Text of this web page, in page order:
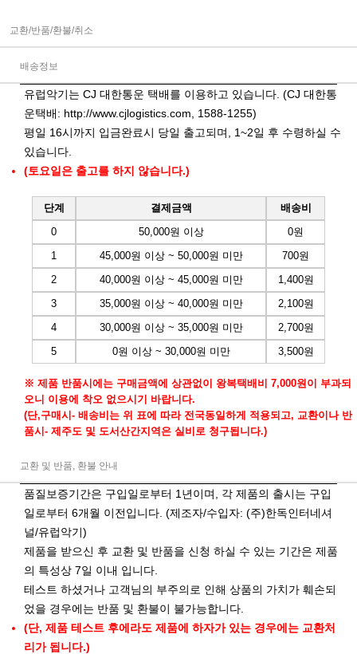
교환/반품/환불/취소
배송정보
유럽악기는 CJ 대한통운 택배를 이용하고 있습니다. (CJ 대한통
운택배: http://www.cjlogistics.com, 1588-1255)
평일 16시까지 입금완료시 당일 출고되며, 1~2일 후 수령하실 수
있습니다.
(토요일은 출고를 하지 않습니다.)
단계 결제금액
배송비
0
50,000원 이상
0원
1
45,000원 이상 ~ 50,000원 미만
700원
2
40,000원 이상 ~ 45,000원 미만
1,400원
3
35,000원 이상 ~ 40,000원 미만
2,100원
4
30,000원 이상 ~ 35,000원 미만
2,700원
5
0원 이상 ~ 30,000원 미만 3,500원
※ 제품 반품시에는 구매금액에 상관없이 왕복택배비 7,000원이 부과되
오니 이용에 착오 없으시기 바랍니다.
(단,구매시- 배송비는 위 표에 따라 전국동일하게 적용되고, 교환이나 반
품시- 제주도 및 도서산간지역은 실비로 청구됩니다.)
교환 및 반품, 환불 안내
품질보증기간은 구입일로부터 1년이며, 각 제품의 출시는 구입
일로부터 6개월 이전입니다. (제조자/수입자: (주)한독인터네셔
널/유럽악기)
제품을 받으신 후 교환 및 반품을 신청 하실 수 있는 기간은 제품
의 특성상 7일 이내 입니다.
테스트 하셨거나 고객님의 부주의로 인해 상품의 가치가 훼손되
었을 경우에는 반품 및 환불이 불가능합니다.
(단, 제품 테스트 후에라도 제품에 하자가 있는 경우에는 교환처
리가 됩니다.)